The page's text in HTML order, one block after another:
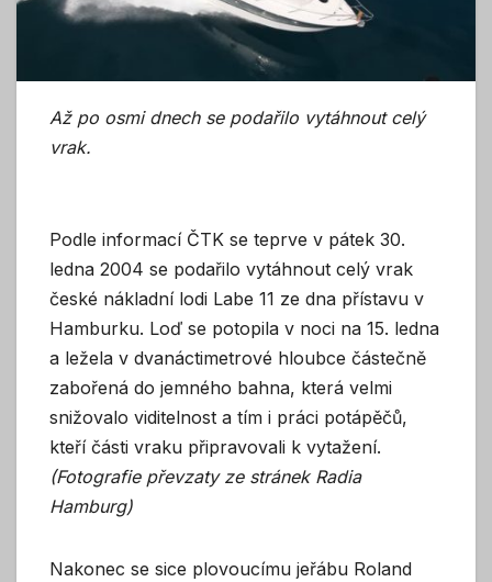
Až po osmi dnech se podařilo vytáhnout celý
vrak.
Podle informací ČTK se teprve v pátek 30.
ledna 2004 se podařilo vytáhnout celý vrak
české nákladní lodi Labe 11 ze dna přístavu v
Hamburku. Loď se potopila v noci na 15. ledna
a ležela v dvanáctimetrové hloubce částečně
zabořená do jemného bahna, která velmi
snižovalo viditelnost a tím i práci potápěčů,
kteří části vraku připravovali k vytažení.
(Fotografie převzaty ze stránek Radia
Hamburg)
Nakonec se sice plovoucímu jeřábu Roland